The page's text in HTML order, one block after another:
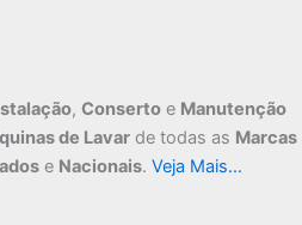
, Conserto e Manutenção
de Lavar de todas as Marcas
e Nacionais. Veja Mais…